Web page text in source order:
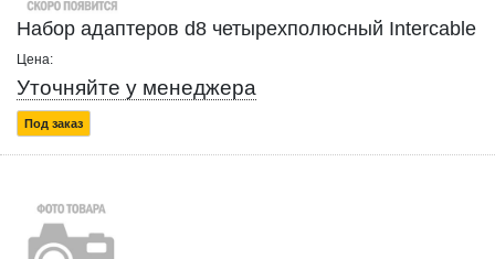
Набор адаптеров d8 четырехполюсный Intercable
Цена:
Уточняйте у менеджера
Под заказ